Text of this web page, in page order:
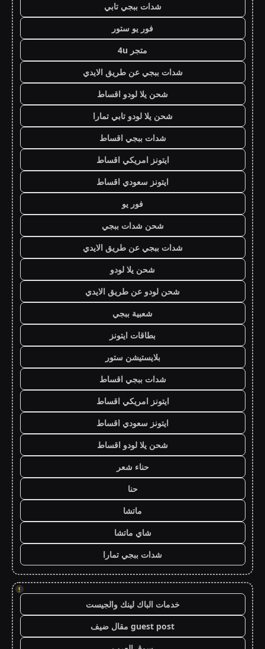
شدات ببجي تابي
فور يو ستور
متجر 4u
شدات ببجي عن طريق الايدي
شحن يلا لودو اقساط
شحن يلا لودو تابي تمارا
شدات ببجي اقساط
ايتونز امريكي اقساط
ايتونز سعودي اقساط
فور يو
شحن شدات ببجي
شدات ببجي عن طريق الايدي
شحن يلا لودو
شحن لودو عن طريق الايدي
شعبية ببجي
بطاقات ايتونز
بلايستيشن ستور
شدات ببجي اقساط
ايتونز امريكي اقساط
ايتونز سعودي اقساط
شحن يلا لودو اقساط
حناء شعر
حنا
ماتشا
شاي ماتشا
شدات ببجي تمارا
!
خدمات الباك لينك والجيست
guest post مقال ضيف